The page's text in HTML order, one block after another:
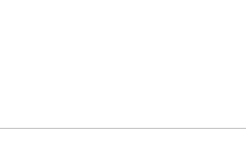
第3弹《幽灵射手》| 新
|反馈收集